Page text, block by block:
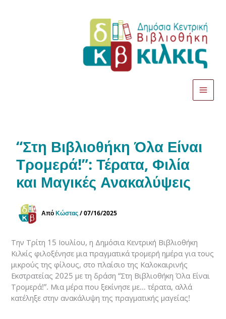
“Στη Βιβλιοθήκη Όλα Είναι
Τρομερά!”: Τέρατα, Φιλία
και Μαγικές Ανακαλύψεις
ΑπόΚώστας/07/16/2025
Την Τρίτη 15 Ιουλίου, η Δημόσια Κεντρική Βιβλιοθήκη
Κιλκίς φιλοξένησε μια πραγματικά τρομερή ημέρα για τους
μικρούς της φίλους, στο πλαίσιο της Καλοκαιρινής
Εκστρατείας 2025 με τη δράση “Στη Βιβλιοθήκη Όλα Είναι
Τρομερά!”. Μια μέρα που ξεκίνησε με… τέρατα, αλλά
κατέληξε στην ανακάλυψη της πραγματικής μαγείας!